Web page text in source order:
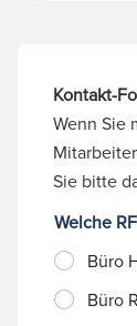
Kontakt-
Wenn Sie
Sie bitte
Welche
Büro
Büro